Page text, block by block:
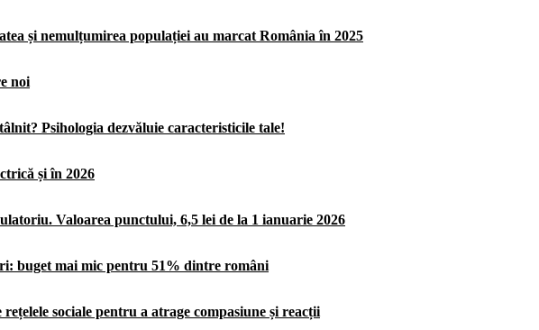
și nemulțumirea populației au marcat România în 2025
noi
Psihologia dezvăluie caracteristicile tale!
și în 2026
Valoarea punctului, 6,5 lei de la 1 ianuarie 2026
buget mai mic pentru 51% dintre români
sociale pentru a atrage compasiune și reacții